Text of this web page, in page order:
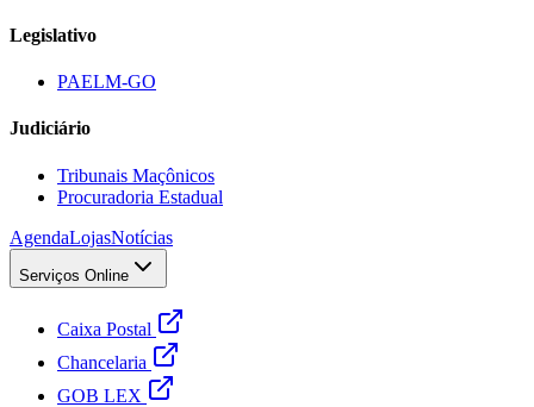
Legislativo
PAELM-GO
Judiciário
Tribunais Maçônicos
Procuradoria Estadual
AgendaLojasNotícias
Serviços Online
Caixa Postal
Chancelaria
GOB LEX